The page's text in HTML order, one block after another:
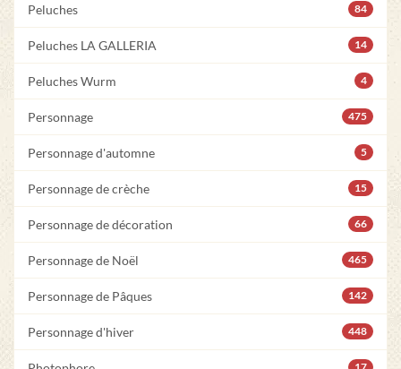
Peluches 84
Peluches LA GALLERIA 14
Peluches Wurm 4
Personnage 475
Personnage d'automne 5
Personnage de crèche 15
Personnage de décoration 66
Personnage de Noël 465
Personnage de Pâques 142
Personnage d'hiver 448
17